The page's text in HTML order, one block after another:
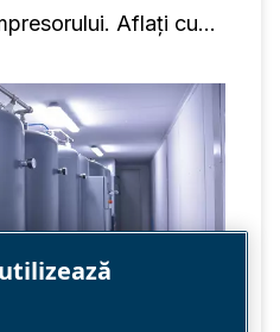
Aflați cum
cu șurub.